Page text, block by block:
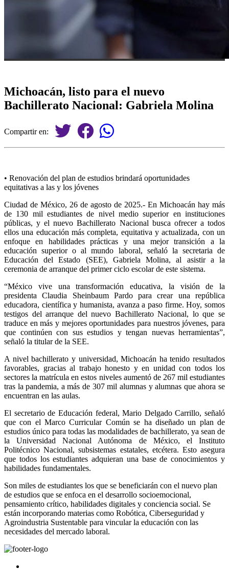
Michoacán, listo para el nuevo
Bachillerato Nacional: Gabriela Molina
Compartir en:
•⁠ ⁠Renovación del plan de estudios brindará oportunidades
equitativas a las y los jóvenes
Ciudad de México, 26 de agosto de 2025.- En Michoacán hay más
de 130 mil estudiantes de nivel medio superior en instituciones
públicas, y el nuevo Bachillerato Nacional busca ofrecer a todos
ellos una educación más completa, equitativa y actualizada, con un
enfoque en habilidades prácticas y una mejor transición a la
educación superior o al mundo laboral, señaló la secretaria de
Educación del Estado (SEE), Gabriela Molina, al asistir a la
ceremonia de arranque del primer ciclo escolar de este sistema.
“México vive una transformación educativa, la visión de la
presidenta Claudia Sheinbaum Pardo para crear una república
educadora, científica y humanista, avanza a paso firme. Hoy, somos
testigos del arranque del nuevo Bachillerato Nacional, lo que se
traduce en más y mejores oportunidades para nuestros jóvenes, para
que continúen con sus estudios y tengan nuevas herramientas”,
señaló la titular de la SEE.
A nivel bachillerato y universidad, Michoacán ha tenido resultados
favorables, gracias al trabajo honesto y en unidad con todos los
sectores la matrícula en estos niveles aumentó de 267 mil estudiantes
tras la pandemia, a más de 307 mil alumnas y alumnas que ahora se
encuentran en las aulas.
El secretario de Educación federal, Mario Delgado Carrillo, señaló
que con el Marco Curricular Común se ha diseñado un plan de
estudios único para todas las modalidades de bachillerato, ya sean de
la Universidad Nacional Autónoma de México, el Instituto
Politécnico Nacional, subsistemas estatales, etcétera. Esto asegura
que todos los estudiantes adquieran una base de conocimientos y
habilidades fundamentales.
Son miles de estudiantes los que se beneficiarán con el nuevo plan
de estudios que se enfoca en el desarrollo socioemocional,
pensamiento crítico, habilidades digitales y conciencia social. Se
están incorporando materias como Robótica, Ciberseguridad y
Agroindustria Sustentable para vincular la educación con las
necesidades del mercado laboral.